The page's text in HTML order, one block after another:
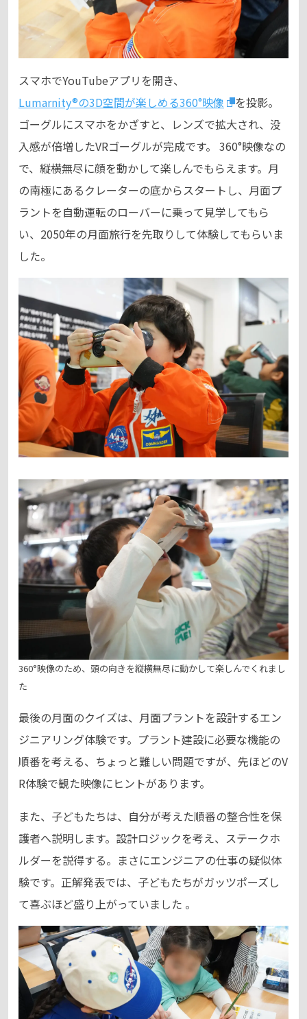
スマホでYouTubeアプリを開き、
Lumarnity®の3D空間が楽しめる360°映像
を投影。
ゴーグルにスマホをかざすと、レンズで拡大され、没
入感が倍増したVRゴーグルが完成です。 360°映像なの
で、縦横無尽に顔を動かして楽しんでもらえます。月
の南極にあるクレーターの底からスタートし、月面プ
ラントを自動運転のローバーに乗って見学してもら
い、2050年の月面旅行を先取りして体験してもらいま
した。
360°映像のため、頭の向きを縦横無尽に動かして楽しんでくれまし
た
最後の月面のクイズは、月面プラントを設計するエン
ジニアリング体験です。プラント建設に必要な機能の
順番を考える、ちょっと難しい問題ですが、先ほどのV
R体験で観た映像にヒントがあります。
また、子どもたちは、自分が考えた順番の整合性を保
護者へ説明します。設計ロジックを考え、ステークホ
ルダーを説得する。まさにエンジニアの仕事の疑似体
験です。正解発表では、子どもたちがガッツポーズし
て喜ぶほど盛り上がっていました 。